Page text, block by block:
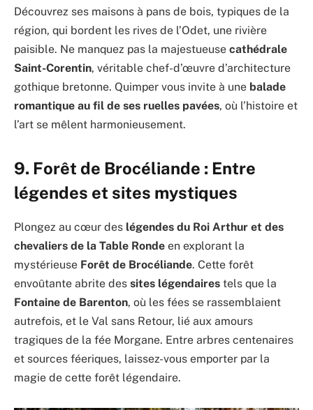
Découvrez ses maisons à pans de bois, typiques de la
région, qui bordent les rives de l’Odet, une rivière
paisible. Ne manquez pas la majestueuse cathédrale
Saint-Corentin, véritable chef-d’œuvre d’architecture
gothique bretonne. Quimper vous invite à une balade
romantique au fil de ses ruelles pavées, où l’histoire et
l’art se mêlent harmonieusement.
9. Forêt de Brocéliande : Entre
légendes et sites mystiques
Plongez au cœur des légendes du Roi Arthur et des
chevaliers de la Table Ronde en explorant la
mystérieuse Forêt de Brocéliande. Cette forêt
envoûtante abrite des sites légendaires tels que la
Fontaine de Barenton, où les fées se rassemblaient
autrefois, et le Val sans Retour, lié aux amours
tragiques de la fée Morgane. Entre arbres centenaires
et sources féeriques, laissez-vous emporter par la
magie de cette forêt légendaire.